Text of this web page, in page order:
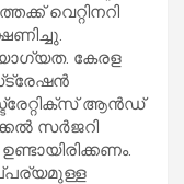
വെറ്റിനറി
കേരള
ആൻഡ്
സർജറി